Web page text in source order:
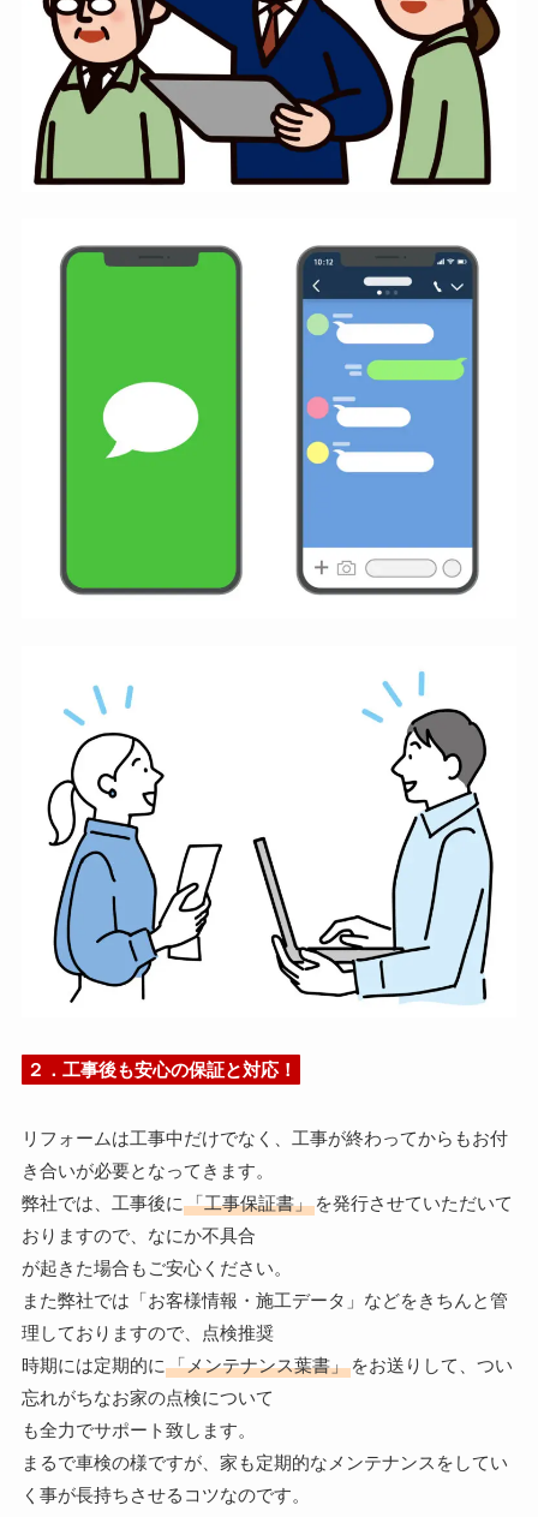
２．工事後も安心の保証と対応！
リフォームは工事中だけでなく、工事が終わってからもお付
き合いが必要となってきます。
弊社では、工事後に 「工事保証書」を発行させていただいて
おりますので、なにか不具合
が起きた場合もご安心ください。
また弊社では「お客様情報・施工データ」などをきちんと管
理しておりますので、点検推奨
時期には定期的に 「メンテナンス葉書」をお送りして、つい
忘れがちなお家の点検について
も全力でサポート致します。
まるで車検の様ですが、家も定期的なメンテナンスをしてい
く事が長持ちさせるコツなのです。